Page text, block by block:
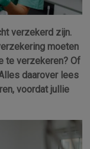
verzekerd zijn.
moeten
te verzekeren? Of
daarover lees
voordat jullie